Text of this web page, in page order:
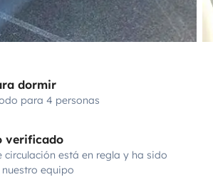
dormir
para 4 personas
verificado
circulación está en regla y ha sido
equipo